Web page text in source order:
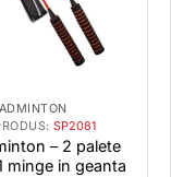
SP2081
– 2 palete
minge in geanta